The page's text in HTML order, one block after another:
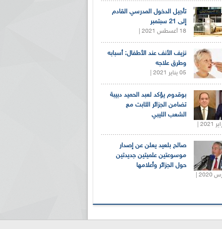
تأجيل الدخول المدرسي القادم
إلى 21 سبتمبر
18 أغسطس 2021 |
نزيف الأنف عند الأطفال: أسبابه
وطرق علاجه
05 يناير 2021 |
بوقدوم يؤكد لعبد الحميد دبيبة
تضامن الجزائر الثابت مع
الشعب الليبي
صالح بلعيد يعلن عن إصدار
موسوعتين علميتين جديدتين
حول الجزائر وأعلامها